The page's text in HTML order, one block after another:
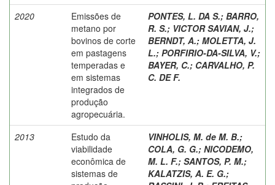
2020
Emissões de
metano por
bovinos de corte
em pastagens
temperadas e
em sistemas
integrados de
produção
agropecuária.
PONTES, L. DA S.; BARRO,
R. S.; VICTOR SAVIAN, J.;
BERNDT, A.; MOLETTA, J.
L.; PORFIRIO-DA-SILVA, V.;
BAYER, C.; CARVALHO, P.
C. DE F.
2013
Estudo da
viabilidade
econômica de
sistemas de
VINHOLIS, M. de M. B.;
COLA, G. G.; NICODEMO,
M. L. F.; SANTOS, P. M.;
KALATZIS, A. E. G.;